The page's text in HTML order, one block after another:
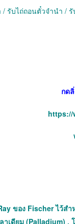
รับไถ่ถอนตั๋วจำนำ /
กด
https://
ของ Fischer ไว้ส
าเดียม (Palladium) ,